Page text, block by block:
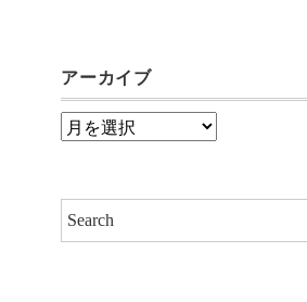
アーカイブ
ア
イ